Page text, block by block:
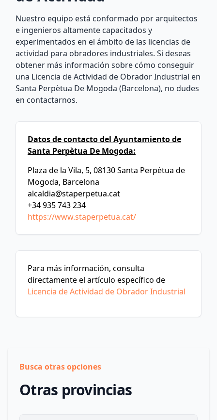
Nuestro equipo está conformado por arquitectos
e ingenieros altamente capacitados y
experimentados en el ámbito de las licencias de
actividad para obradores industriales. Si deseas
obtener más información sobre cómo conseguir
una Licencia de Actividad de Obrador Industrial en
Santa Perpètua De Mogoda (Barcelona), no dudes
en contactarnos.
Datos de contacto del Ayuntamiento de
Santa Perpètua De Mogoda:
Plaza de la Vila, 5, 08130 Santa Perpètua de
Mogoda, Barcelona
alcaldia@staperpetua.cat
+34 935 743 234
https://www.staperpetua.cat/
Para más información, consulta
directamente el artículo específico de
Licencia de Actividad de Obrador Industrial
Busca otras opciones
Otras provincias